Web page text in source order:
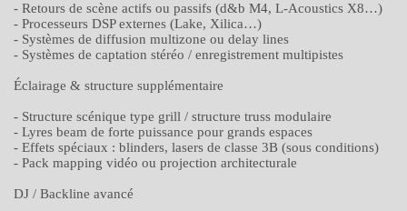
- Retours de scène actifs ou passifs (d&b M4, L-Acoustics X8…)
- Processeurs DSP externes (Lake, Xilica…)
- Systèmes de diffusion multizone ou delay lines
- Systèmes de captation stéréo / enregistrement multipistes
Éclairage & structure supplémentaire
- Structure scénique type grill / structure truss modulaire
- Lyres beam de forte puissance pour grands espaces
- Effets spéciaux : blinders, lasers de classe 3B (sous conditions)
- Pack mapping vidéo ou projection architecturale
DJ / Backline avancé